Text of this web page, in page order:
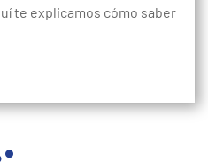
te explicamos cómo saber